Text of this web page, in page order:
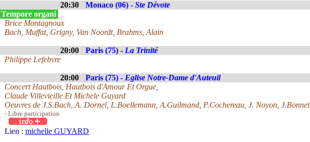
20:30 Monaco (06) - Ste Dévote
organi
Brice Montagnoux
Bach, Muffat, Grigny, Van Noordt, Brahms, Alain
20:00 Paris (75) - La Trinité
Philippe Lefebvre
20:00 Paris (75) - Eglise Notre-Dame d'Auteuil
Concert Hautbois, Hautbois d'Amour Et Orgue,
Claude Villevieille Et Michele Guyard
Oeuvres de J.S.Bach, A. Dornel, L.Boellemann, A.Guilmand, P.Cochereau, J. Noyon, J.Bonnet
- Libre participation
Lien : michelle GUYARD